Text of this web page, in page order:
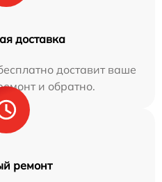
доставка
доставит ваше
и обратно.
ремонт